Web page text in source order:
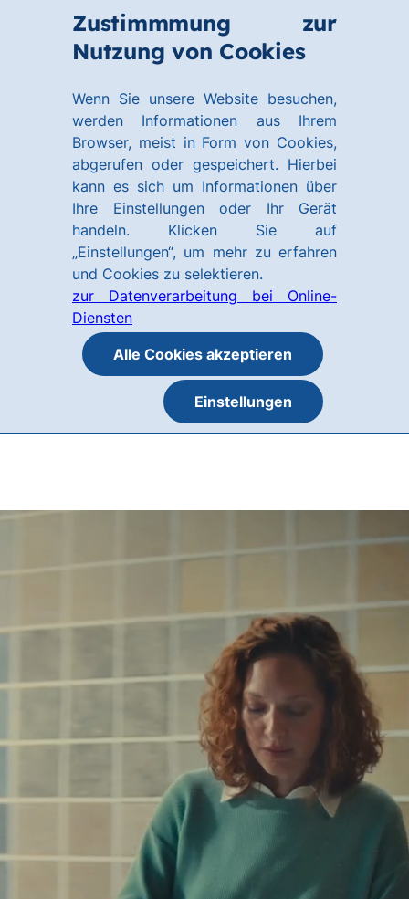
Zustimmmung zur
Nutzung von Cookies
Wenn Sie unsere Website besuchen,
werden Informationen aus Ihrem
Browser, meist in Form von Cookies,
abgerufen oder gespeichert. Hierbei
kann es sich um Informationen über
Ihre Einstellungen oder Ihr Gerät
handeln. Klicken Sie auf
„Einstellungen“, um mehr zu erfahren
und Cookies zu selektieren.
zur Datenverarbeitung bei Online-
Diensten
Alle Cookies akzeptieren
Einstellungen
Hauptinhalt